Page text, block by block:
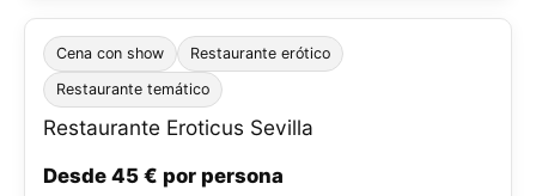
Cena con show Restaurante erótico
Restaurante temático
Restaurante Eroticus Sevilla
Desde 45 € por persona